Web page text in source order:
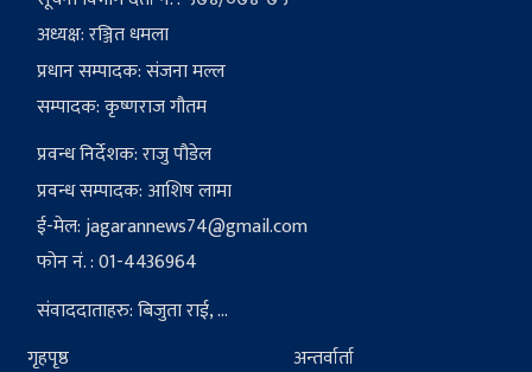
अध्यक्ष: रञ्जित धमला
प्रधान सम्पादक: संजना मल्ल
सम्पादक: कृष्णराज गौतम
प्रवन्ध निर्देशक: राजु पौडेल
प्रवन्ध सम्पादक: आशिष लामा
ई-मेल:jagarannews74@gmail.com
फोन नं. : 01-4436964
संवाददाताहरु: बिजुता राई, ...
गृहपृष्ठ
अन्तर्वार्ता